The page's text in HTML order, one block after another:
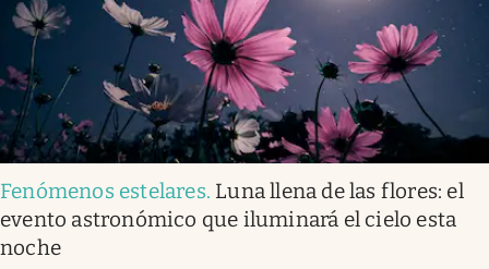
Fenómenos estelares. Luna llena de las flores: el
evento astronómico que iluminará el cielo esta
noche